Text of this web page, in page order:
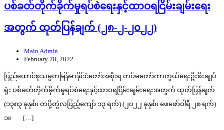
ပစ်ခတ်တိုက်ခိုက်မှုရပ်စဲရေးနှင့်ထာဝရငြိမ်းချမ်းရေး
အတွက် ထုတ်ပြန်ချက် (၂၈-၂-၂၀၂၂)
Main Admin
February 28, 2022
ပြည်ထောင်စုသမ္မတမြန်မာနိုင်ငံတော်အစိုးရ တပ်မတော်ကာကွယ်ရေးဦးစီးချုပ်
ရုံး ပစ်ခတ်တိုက်ခိုက်မှုရပ်စဲရေးနှင့်ထာဝရငြိမ်းချမ်းရေးအတွက် ထုတ်ပြန်ချက်
(၁၃၈၃ ခုနှစ်၊ တပို့တွဲလပြည့်ကျော် ၁၃ ရက်) (၂၀၂၂ ခုနှစ်၊ ဖေဖော်ဝါရီ ၂၈ ရက်)
၁။ […]